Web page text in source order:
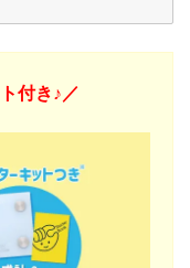
付き♪／